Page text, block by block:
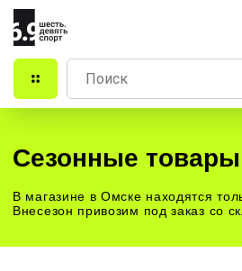
Сезонные товары
В магазине в Омске находятся только сезонные
Внесезон привозим под заказ со склада за 1-3